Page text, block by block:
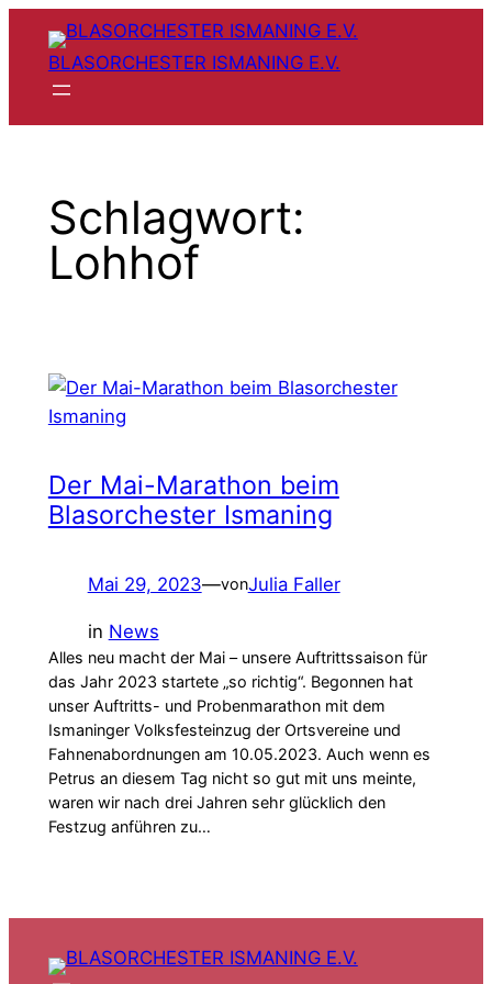
Inhalt
springen
BLASORCHESTER ISMANING E.V.
Schlagwort:
Lohhof
Der Mai-Marathon beim
Blasorchester Ismaning
Mai 29, 2023—vonJulia Faller
in News
Alles neu macht der Mai – unsere Auftrittssaison für
das Jahr 2023 startete „so richtig“. Begonnen hat
unser Auftritts- und Probenmarathon mit dem
Ismaninger Volksfesteinzug der Ortsvereine und
Fahnenabordnungen am 10.05.2023. Auch wenn es
Petrus an diesem Tag nicht so gut mit uns meinte,
waren wir nach drei Jahren sehr glücklich den
Festzug anführen zu…